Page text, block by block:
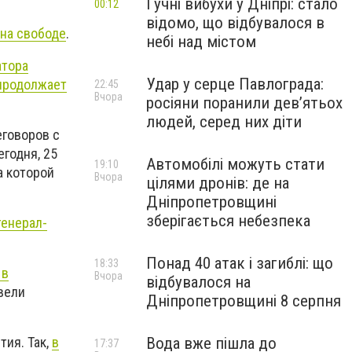
свободе.
с
25
которой
Так, в
Гучні вибухи у Дніпрі: стало
відомо, що відбувалося в
небі над містом
00:12
Удар у серце Павлограда:
росіяни поранили дев’ятьох
людей, серед них діти
22:45
Вчора
Автомобілі можуть стати
цілями дронів: де на
Дніпропетровщині
зберігається небезпека
19:10
Вчора
Понад 40 атак і загиблі: що
відбувалося на
Дніпропетровщині 8 серпня
18:33
Вчора
Вода вже пішла до
17:37